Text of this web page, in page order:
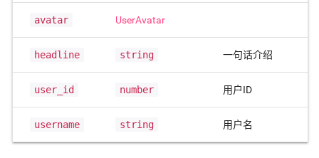
avatar UserAvatar
headline string 一句话介绍
user_id number 用户ID
username string 用户名